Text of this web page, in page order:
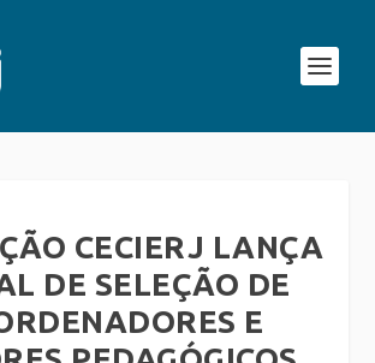
CECIERJ LANÇA
DE SELEÇÃO DE
E